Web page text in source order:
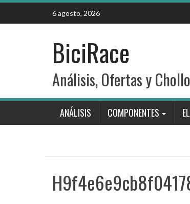
Skip
content
6 agosto, 2026
BiciRace
Análisis, Ofertas y
ANÁLISIS COMPONENTES